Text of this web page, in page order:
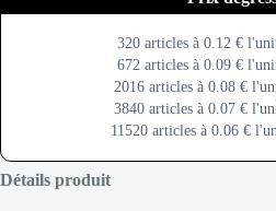
320 articles à 0.12 €
672 articles à 0.09 €
2016 articles à 0.08 €
3840 articles à 0.07 €
11520 articles à 0.06 €
Détails produit